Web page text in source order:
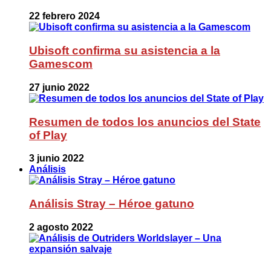
22 febrero 2024
Ubisoft confirma su asistencia a la
Gamescom
27 junio 2022
Resumen de todos los anuncios del State
of Play
3 junio 2022
Análisis
Análisis Stray – Héroe gatuno
2 agosto 2022